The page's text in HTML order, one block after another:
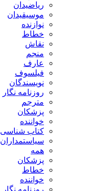
ریاضیدان
موسیقیدان
نوازنده
خطاط
نقاش
منجم
عارف
فیلسوف
نویسندگان
روزنامه نگار
مترجم
پزشکان
خواننده
کتاب شناسی
سیاستمداران
همه
پزشکان
خطاط
خواننده
روزنامه نگار